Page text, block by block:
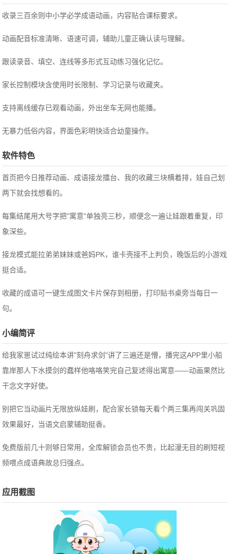
收录三百余则中小学必学成语动画，内容贴合课标要求。
动画配音标准清晰、语速可调，辅助儿童正确认读与理解。
跟读录音、填空、连线等多形式互动练习强化记忆。
家长控制模块含使用时长限制、学习记录与收藏夹。
支持离线缓存已观看动画，外出坐车无网也能播。
无暴力低俗内容，界面色彩明快适合幼童操作。
软件特色
首页把今日推荐动画、成语接龙擂台、我的收藏三块横着排，娃自己划
两下就会找想看的。
每集结尾用大号字把"寓意"单独亮三秒，顺便念一遍让娃跟着重复，印
象深些。
接龙模式能拉弟弟妹妹或爸妈PK，谁卡壳接不上判负，晚饭后的小游戏
挺合适。
收藏的成语可一键生成图文卡片保存到相册，打印贴书桌旁当每日一
句。
小编简评
给我家崽试过纯绘本讲"刻舟求剑"讲了三遍还是懵，播完这APP里小船
靠岸那人下水摸剑的蠢样他咯咯笑完自己复述得出寓意——动画果然比
干念文字好使。
别把它当动画片无限放纵娃刷，配合家长锁每天看个两三集再闯关巩固
效果最好，当语文启蒙辅助挺香。
免费版前几十则够日常用，全库解锁会员也不贵，比起漫无目的刷短视
频喂点成语典故总归强点。
应用截图